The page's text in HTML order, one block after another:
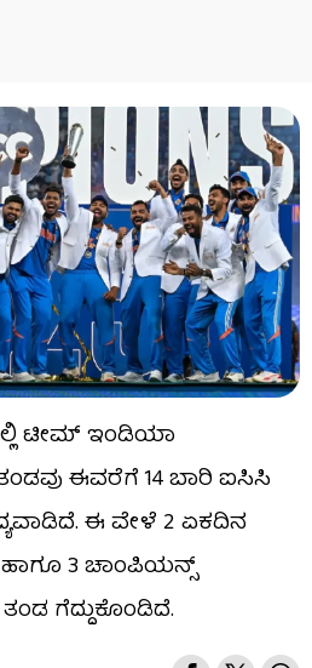
ಟೀಮ್ ಇಂಡಿಯಾ
ತಂಡವು ಈವರೆಗೆ 14 ಬಾರಿ ಐಸಿಸಿ
ಈ ವೇಳೆ 2 ಏಕದಿನ
ಹಾಗೂ 3 ಚಾಂಪಿಯನ್ಸ್
ಗೆದ್ದುಕೊಂಡಿದೆ.